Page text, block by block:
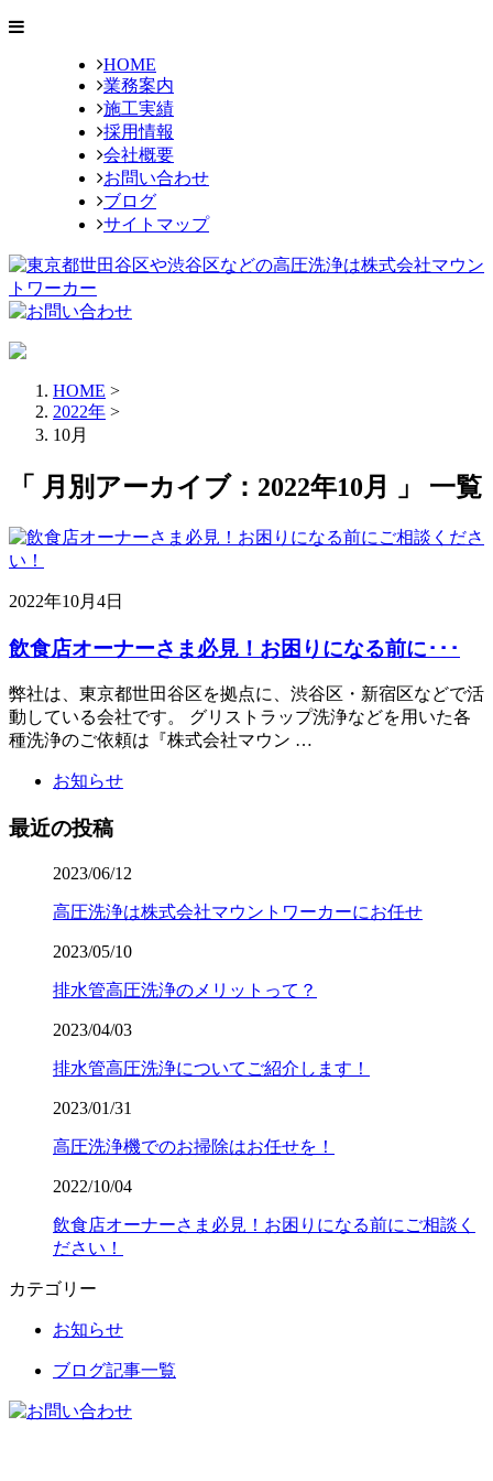
HOME
業務案内
施工実績
採用情報
会社概要
お問い合わせ
ブログ
サイトマップ
HOME >
2022年 >
10月
「 月別アーカイブ：2022年10月 」 一覧
2022年10月4日
飲食店オーナーさま必見！お困りになる前に･･･
弊社は、東京都世田谷区を拠点に、渋谷区・新宿区などで活
動している会社です。 グリストラップ洗浄などを用いた各
種洗浄のご依頼は『株式会社マウン …
お知らせ
最近の投稿
2023/06/12
高圧洗浄は株式会社マウントワーカーにお任せ
2023/05/10
排水管高圧洗浄のメリットって？
2023/04/03
排水管高圧洗浄についてご紹介します！
2023/01/31
高圧洗浄機でのお掃除はお任せを！
2022/10/04
飲食店オーナーさま必見！お困りになる前にご相談く
ださい！
カテゴリー
お知らせ
ブログ記事一覧